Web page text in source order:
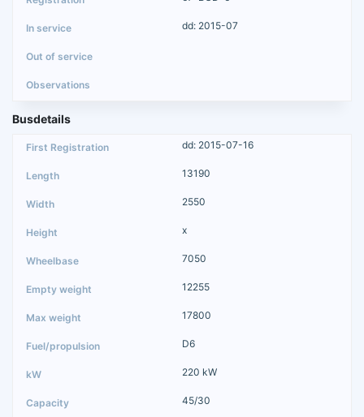
dd: 2015-07
Busdetails
dd: 2015-07-16
13190
2550
x
7050
12255
17800
D6
220 kW
45/30